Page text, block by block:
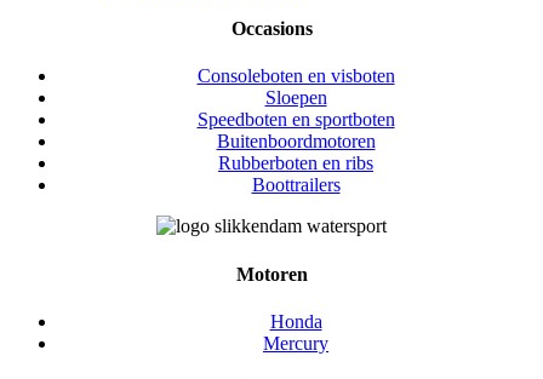
Occasions
Consoleboten en visboten
Sloepen
Speedboten en sportboten
Buitenboordmotoren
Rubberboten en ribs
Boottrailers
Motoren
Honda
Mercury